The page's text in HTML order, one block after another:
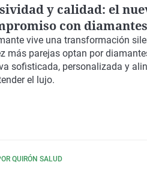
y calidad: el
con
Marbella
vive una transformación
más parejas optan por
sofisticada, personalizada y
el lujo.
QUIRÓN SALUD